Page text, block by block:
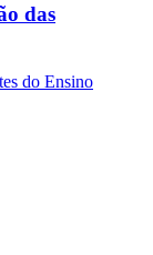
das
do Ensino